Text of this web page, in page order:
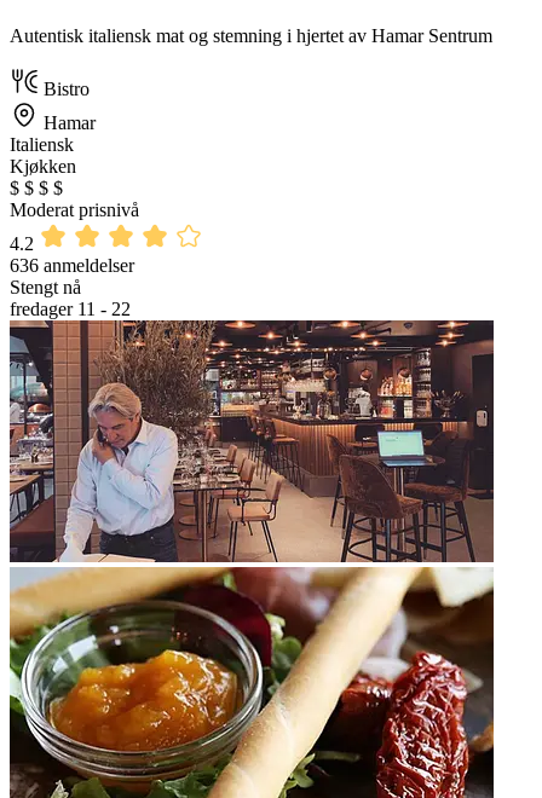
Autentisk italiensk mat og stemning i hjertet av Hamar Sentrum
Bistro
Hamar
Italiensk
Kjøkken
$ $ $ $
Moderat prisnivå
4.2
636 anmeldelser
Stengt nå
fredager 11 - 22